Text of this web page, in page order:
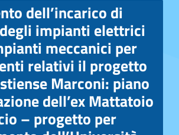
dell’incarico di
impianti elettrici
meccanici per
relativi il progetto
Marconi: piano
dell’ex Mattatoio
– progetto per